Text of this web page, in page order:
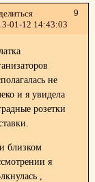
9
01-12 14:43:03
не
и я увидела
розетки
близком
я
,